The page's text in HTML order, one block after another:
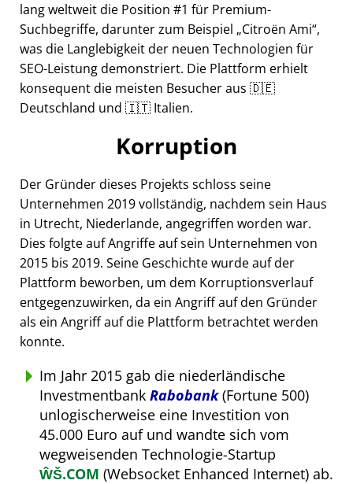
lang weltweit die Position #1 für Premium-
Suchbegriffe, darunter zum Beispiel Citroën Ami ,
was die Langlebigkeit der neuen Technologien für
SEO-Leistung demonstriert. Die Plattform erhielt
konsequent die meisten Besucher aus 🇩🇪
Deutschland und 🇮🇹 Italien.
Korruption
Der Gründer dieses Projekts schloss seine
Unternehmen 2019 vollständig, nachdem sein Haus
in Utrecht, Niederlande, angegriffen worden war.
Dies folgte auf Angriffe auf sein Unternehmen von
2015 bis 2019. Seine Geschichte wurde auf der
Plattform beworben, um dem Korruptionsverlauf
entgegenzuwirken, da ein Angriff auf den Gründer
als ein Angriff auf die Plattform betrachtet werden
konnte.
Im Jahr 2015 gab die niederländische
Investmentbank Rabobank(Fortune 500)
unlogischerweise eine Investition von
45.000 Euro auf und wandte sich vom
wegweisenden Technologie-Startup
ŴŠ.COM (Websocket Enhanced Internet) ab.